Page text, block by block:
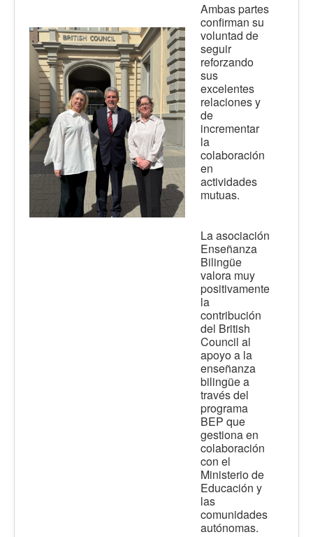
Ambas partes
confirman su
voluntad de
seguir
reforzando
sus
excelentes
relaciones y
de
incrementar
la
colaboración
en
actividades
mutuas.
La asociación
Enseñanza
Bilingüe
valora muy
positivamente
la
contribución
del British
Council al
apoyo a la
enseñanza
bilingüe a
través del
programa
BEP que
gestiona en
colaboración
con el
Ministerio de
Educación y
las
comunidades
autónomas.